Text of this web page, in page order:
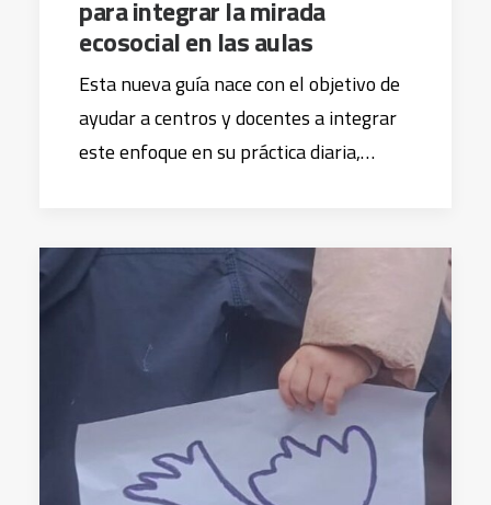
para integrar la mirada
ecosocial en las aulas
Esta nueva guía nace con el objetivo de
ayudar a centros y docentes a integrar
este enfoque en su práctica diaria,…